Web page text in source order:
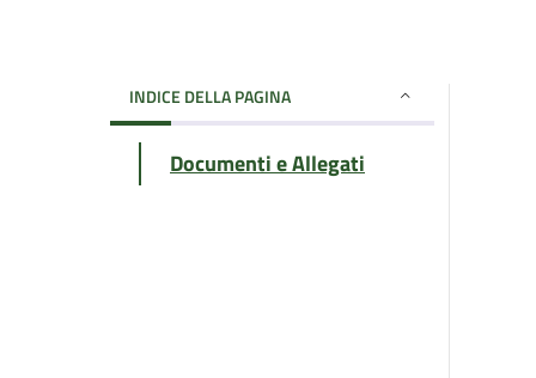
INDICE DELLA PAGINA
Documenti e Allegati